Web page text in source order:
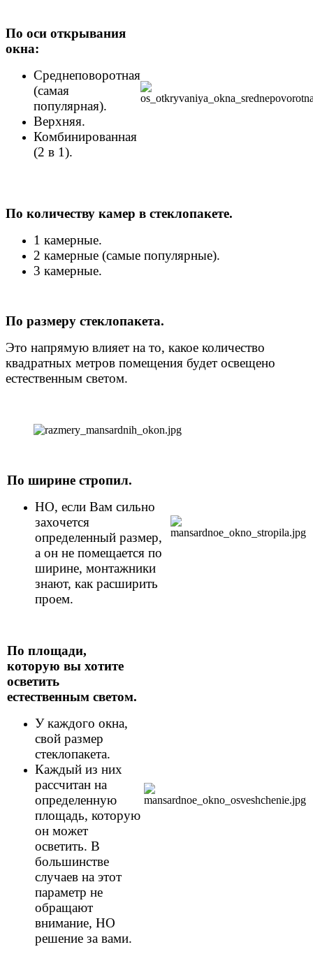
По оси открывания
окна:
Среднеповоротная
(самая
популярная).
Верхняя.
Комбинированная
(2 в 1).
По количеству камер в стеклопакете.
1 камерные.
2 камерные (самые популярные).
3 камерные.
По размеру стеклопакета.
Это напрямую влияет на то, какое количество
квадратных метров помещения будет освещено
естественным светом.
По ширине стропил.
НО, если Вам сильно
захочется
определенный размер,
а он не помещается по
ширине, монтажники
знают, как расширить
проем.
По площади,
которую вы хотите
осветить
естественным светом.
У каждого окна,
свой размер
стеклопакета.
Каждый из них
рассчитан на
определенную
площадь, которую
он может
осветить. В
большинстве
случаев на этот
параметр не
обращают
внимание, НО
решение за вами.